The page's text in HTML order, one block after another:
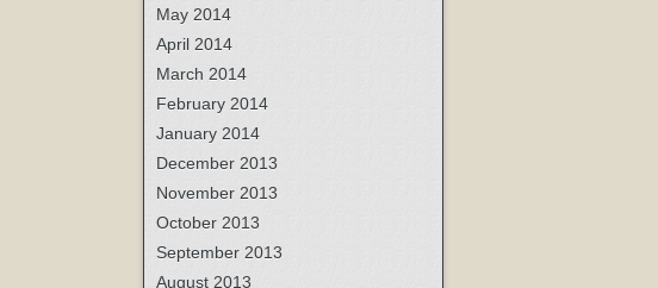
May 2014
April 2014
March 2014
February 2014
January 2014
December 2013
November 2013
October 2013
September 2013
August 2013